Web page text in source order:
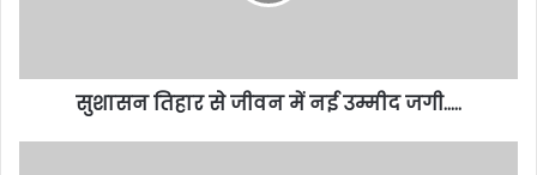
सुशासन तिहार से जीवन में नई उम्मीद जगी…..